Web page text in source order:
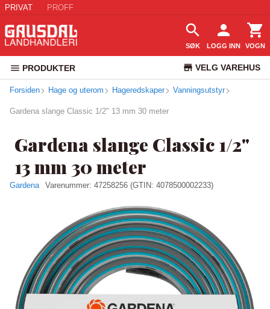
PRIVAT PROFF
SØK LOGG INN VOGN
PRODUKTER VELG VAREHUS
KUNDESERVICE
Forsiden Hage og uterom Hageredskaper Vanningsutstyr
Gardena slange Classic 1/2" 13 mm 30 meter
Gardena slange Classic 1/2"
13 mm 30 meter
Gardena Varenummer: 47258256 (GTIN: 4078500002233)